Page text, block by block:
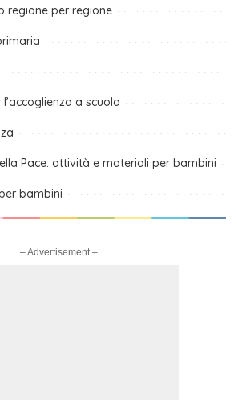
regione per regione
a scuola
Pace: attività e materiali per bambini
bambini
– Advertisement –